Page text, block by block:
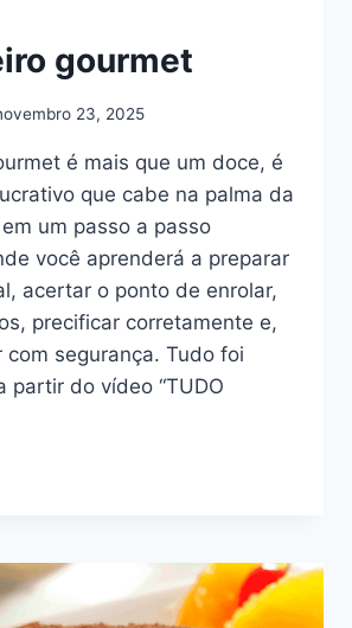
gourmet
23, 2025
é mais que um doce, é
que cabe na palma da
um passo a passo
você aprenderá a preparar
acertar o ponto de enrolar,
precificar corretamente e,
com segurança. Tudo foi
partir do vídeo “TUDO